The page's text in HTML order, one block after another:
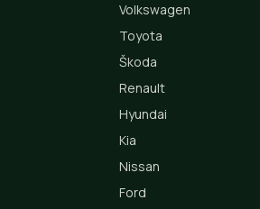
Volkswagen
Toyota
Škoda
Renault
Hyundai
Kia
Nissan
Ford